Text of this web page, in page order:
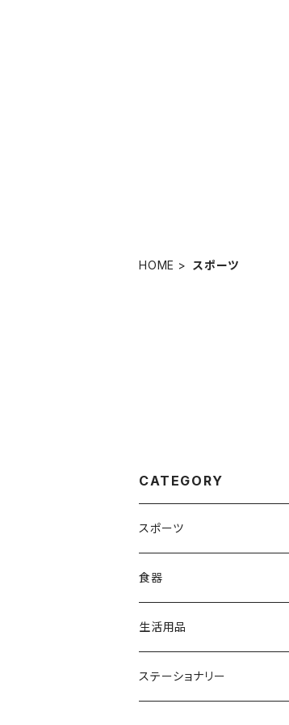
HOME スポーツ
CATEGORY
スポーツ
ゴルフ
アクセサリー
食器
コースター
コルクコースター
生活用品
衛生用品・介護用品
ステーショナリー